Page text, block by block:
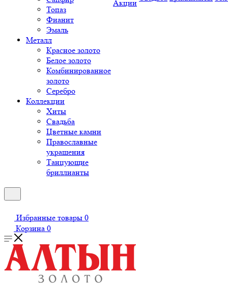
Топаз
Фианит
Эмаль
Металл
Красное золото
Белое золото
Комбинированное
золото
Серебро
Коллекции
Хиты
Свадьба
Цветные камни
Православные
украшения
Танцующие
бриллианты
Акции
Избранные товары 0
Корзина 0